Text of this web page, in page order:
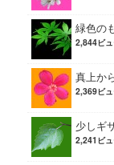
緑色の
2,844ビ
真上か
2,369ビ
少しギ
2,241ビ